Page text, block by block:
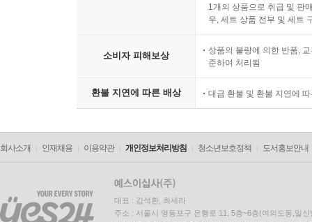
1개의 상품으로 취급 및 판
우, 세트 상품 전부 및 세트
소비자 피해보상
상품의 불량에 의한 반품,
준하여 처리됨
환불 지연에 따른 배상 대금 환불 및 환불 지연에
회사소개 인재채용 이용약관 개인정보처리방침 청소년보호정책 도서홍보안내
대표 : 김석환, 최세라
주소 : 서울시 영등포구 은행로 11, 5층~6층(여의도동,일신